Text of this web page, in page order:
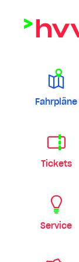
Fahrpläne
Tickets
Service